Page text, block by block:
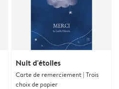
Nuit d'étoiles
Carte de remerciement | Trois
choix de papier